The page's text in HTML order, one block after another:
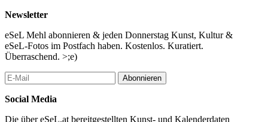
Newsletter
eSeL Mehl abonnieren & jeden Donnerstag Kunst, Kultur &
eSeL-Fotos im Postfach haben. Kostenlos. Kuratiert.
Überraschend. >;e)
Abonnieren
Social Media
Die über eSeL.at bereitgestellten Kunst- und Kalenderdaten